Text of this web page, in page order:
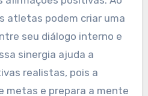
o diálogo
podem aprimorar o
uma estrutura